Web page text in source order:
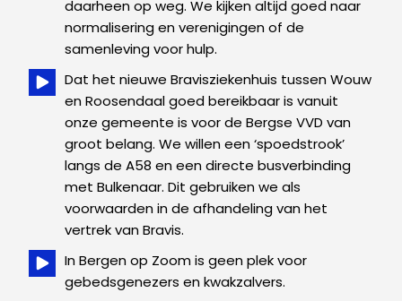
daarheen op weg. We kijken altijd goed naar
normalisering en verenigingen of de
samenleving voor hulp.
Dat het nieuwe Bravisziekenhuis tussen Wouw
en Roosendaal goed bereikbaar is vanuit
onze gemeente is voor de Bergse VVD van
groot belang. We willen een ‘spoedstrook’
langs de A58 en een directe busverbinding
met Bulkenaar. Dit gebruiken we als
voorwaarden in de afhandeling van het
vertrek van Bravis.
In Bergen op Zoom is geen plek voor
gebedsgenezers en kwakzalvers.